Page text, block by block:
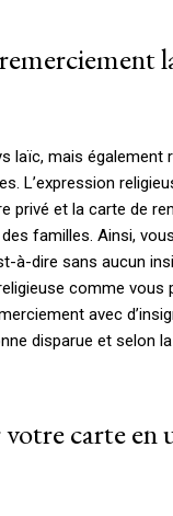
laïc, mais également
L’expression
privé et la carte de
familles. Ainsi,
à-dire sans aucun
comme vous
avec
disparue et selon
carte en